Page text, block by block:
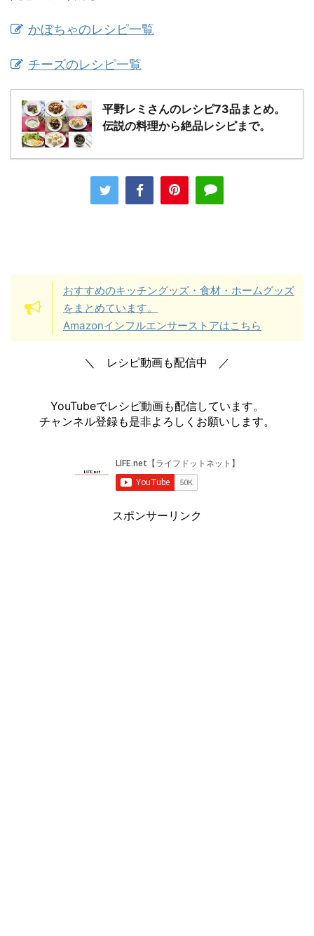
かぼちゃのレシピ一覧
チーズのレシピ一覧
平野レミさんのレシピ73品まとめ。
伝説の料理から絶品レシピまで。
おすすめのキッチングッズ・食材・ホームグッズ
をまとめています。
Amazonインフルエンサーストアはこちら
＼ レシピ動画も配信中 ／
YouTubeでレシピ動画も配信しています。
チャンネル登録も是非よろしくお願いします。
スポンサーリンク